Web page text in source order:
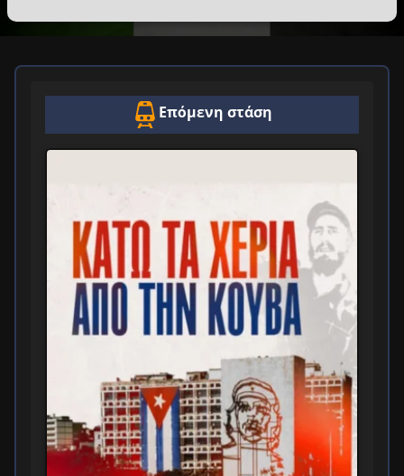
Επόμενη στάση